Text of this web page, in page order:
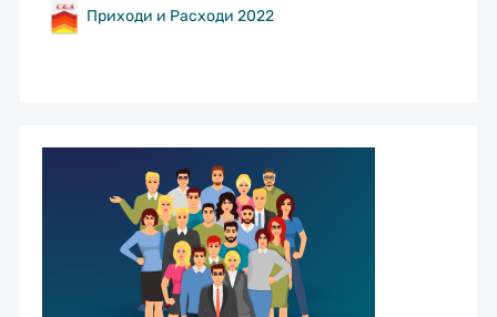
Приходи и Расходи 2022